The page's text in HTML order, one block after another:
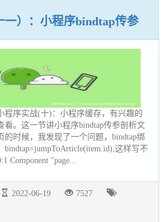
一）：小程序bindtap传参
程序实战(十)：小程序缓存，有兴趣的
看。这一节讲小程序bindtap传参剖析文
的时候，我发现了一个问题，bindtap绑
bindtap=jumpToArticle(item.id);这样写不
Component "page...
2022-06-19 7527